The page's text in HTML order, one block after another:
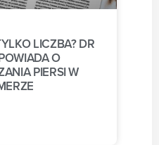
LICZBA? DR
O
PIERSI W